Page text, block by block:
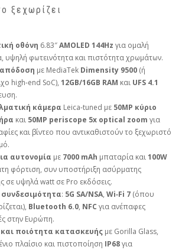
ξεχωρίζει
οθόνη 6.83″AMOLED 144Hz για ομαλή
υψηλή φωτεινότητα και πιστότητα χρωμάτων.
με MediaTek Dimensity 9500 (ή
high‑end SoC), 12GB/16GB RAM και UFS 4.1
κάμερα Leica‑tuned με 50MP κύριο
και 50MP periscope 5x optical zoom για
και βίντεο που αντικαθιστούν το ξεχωριστό
αυτονομία με 7000 mAh μπαταρία και100W
φόρτιση, συν υποστήριξη ασύρματης
σε υψηλά watt σε Pro εκδόσεις.
: 5G SA/NSA, Wi‑Fi 7 (όπου
Bluetooth 6.0, NFC για ανέπαφες
στην Ευρώπη.
ποιότητα κατασκευής με Gorilla Glass,
πλαίσιο και πιστοποίηση IP68για